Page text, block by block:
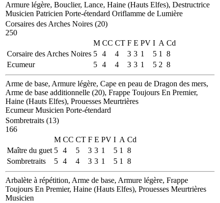
Armure légère, Bouclier, Lance, Haine (Hauts Elfes), Destructrice
Musicien Patricien Porte-étendard Oriflamme de Lumière
Corsaires des Arches Noires (20)
250
M CC CT F E PV I A Cd
Corsaire des Arches Noires 5 4 4 3 3 1 5 1
8
Ecumeur
5 4 4 3 3 1 5 2 8
Arme de base, Armure légère, Cape en peau de Dragon des mers,
Arme de base additionnelle (20), Frappe Toujours En Premier,
Haine (Hauts Elfes), Prouesses Meurtrières
Ecumeur Musicien Porte-étendard
Sombretraits (13)
166
M CC CT F E PV I A Cd
Maître du guet 5 4 5 3 3 1 5 1
8
Sombretraits
5 4 4 3 3 1 5 1 8
Arbalète à répétition, Arme de base, Armure légère, Frappe
Toujours En Premier, Haine (Hauts Elfes), Prouesses Meurtrières
Musicien